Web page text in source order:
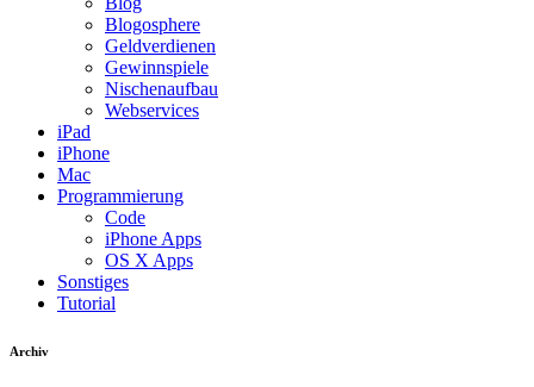
Blogosphere
Geldverdienen
Gewinnspiele
Nischenaufbau
Webservices
iPad
iPhone
Mac
Programmierung
Code
iPhone Apps
OS X Apps
Sonstiges
Tutorial
Archiv